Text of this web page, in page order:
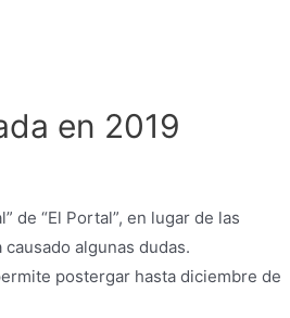
en 2019
de “El Portal”, en lugar de las
algunas dudas.
postergar hasta diciembre de